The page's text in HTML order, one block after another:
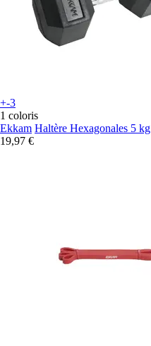
+-3
1 coloris
Ekkam Haltère Hexagonales 5 kg
19,97 €